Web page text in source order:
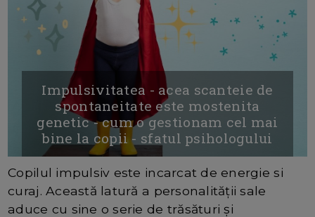
Impulsivitatea - acea scanteie de
spontaneitate este mostenita
genetic - cum o gestionam cel mai
bine la copii - sfatul psihologului
Copilul impulsiv este incarcat de energie si
curaj. Această latură a personalității sale
aduce cu sine o serie de trăsături și